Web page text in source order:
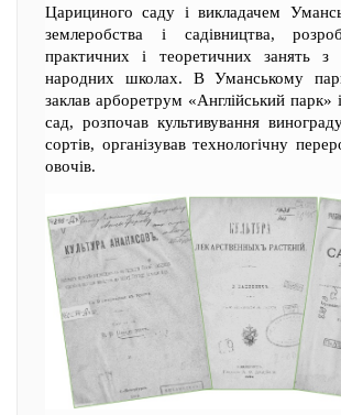
Царициного саду і викладачем
землеробства і садівництва,
практичних і теоретичних занять з
народних школах. В Уманському
заклав арборетрум «Англійський парк»
сад, розпочав культивування
сортів, організував технологічну
овочів.